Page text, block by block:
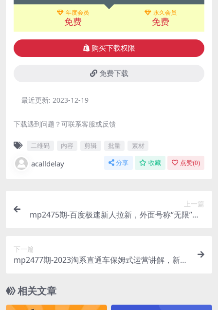
年度会员
免费
永久会员
免费
购买下载权限
免费下载
最近更新: 2023-12-19
下载遇到问题？可联系客服或反馈
二维码 内容 剪辑 批量 素材
acalldelay 分享 收藏 点赞(0)
上一篇
mp2475期-百度极速新人拉新，外面号称“无限”撸6
差的项目解析)
下一篇
mp2477期-2023淘系直通车保姆式运营讲解，新手
023淘系直通车保姆式运营讲解新手全方位提升直
通车运营能力)
相关文章